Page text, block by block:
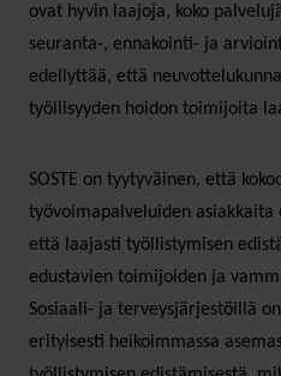
ovat hyvin laajoja, koko
seuranta-, ennakointi- ja
edellyttää, että
työllisyyden hoidon toimijoita
SOSTE on tyytyväinen, että
työvoimapalveluiden asiakkaita
että laajasti työllistymisen
edustavien toimijoiden ja
Sosiaali- ja terveysjärjestöillä
erityisesti heikoimmassa